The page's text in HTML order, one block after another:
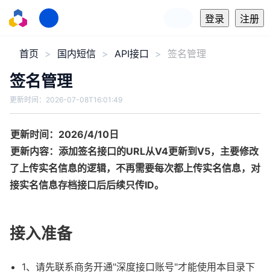
登录 注册
首页 国内短信 API接口 签名管理
签名管理
更新时间： 2026-07-08T16:01:49
更新时间：2026/4/10日
更新内容：添加签名接口的URL从V4更新到V5，主要修改
了上传实名信息的逻辑，不再需要每次都上传实名信息，对
接实名信息存档接口后后续只传ID。
接入准备
1、请先联系商务开通"深度接口账号"才能使用本目录下